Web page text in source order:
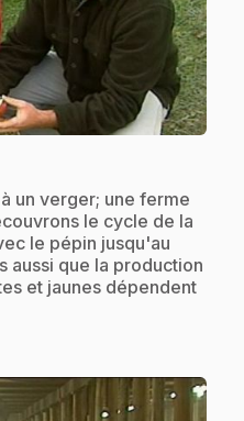
un verger; une ferme
le cycle de la
le pépin jusqu'au
aussi que la production
et jaunes dépendent